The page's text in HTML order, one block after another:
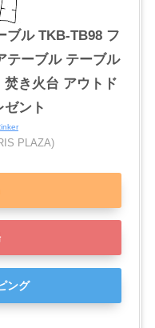
ブル TKB-TB98 フ
テーブル テーブル
き火台 アウトド
ゼント
PLAZA)
ング